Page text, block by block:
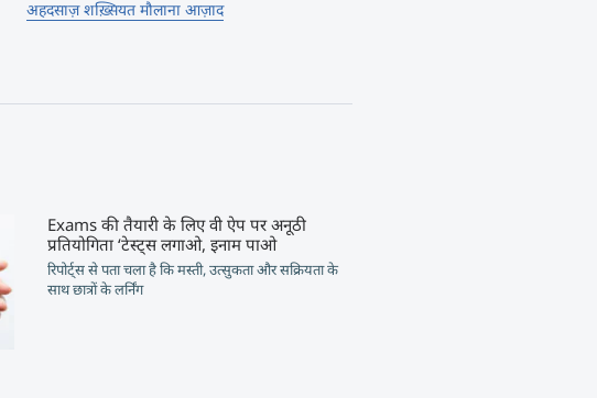
अहदसाज़ शख़्सियत मौलाना आज़ाद
Exams की तैयारी के लिए वी ऐप पर अनूठी
प्रतियोगिता ‘टेस्ट्स लगाओ, इनाम पाओ
रिपोर्ट्स से पता चला है कि मस्ती, उत्सुकता और सक्रियता के
साथ छात्रों के लर्निंग